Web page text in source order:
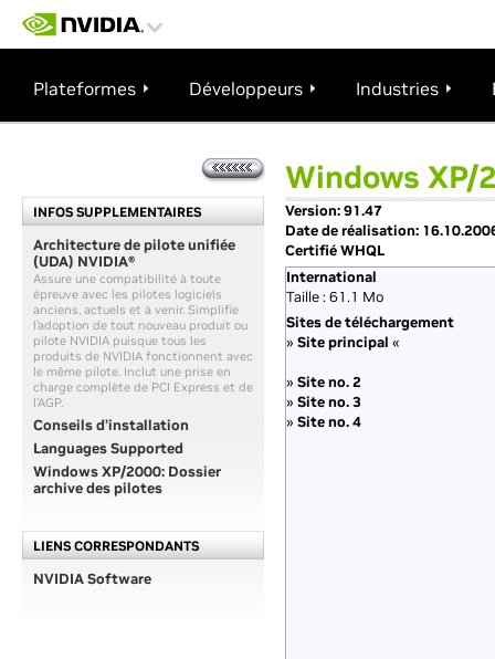
Plateformes Développeurs Industries
INFOS SUPPLEMENTAIRES
Architecture de pilote unifiée
(UDA) NVIDIA®
Assure une compatibilité à toute
épreuve avec les pilotes logiciels
anciens, actuels et à venir. Simplifie
l’adoption de tout nouveau produit ou
pilote NVIDIA puisque tous les
produits de NVIDIA fonctionnent avec
le même pilote. Inclut une prise en
charge complète de PCI Express et de
l’AGP.
Conseils d’installation
Languages Supported
Windows XP/2000: Dossier
archive des pilotes
LIENS CORRESPONDANTS
NVIDIA Software
Windows
Version: 91.47
Date de réalisation:
Certifié WHQL
International
Taille : 61.1 Mo
Sites de téléchargement
» Site principal «
» Site no. 2
» Site no. 3
» Site no. 4